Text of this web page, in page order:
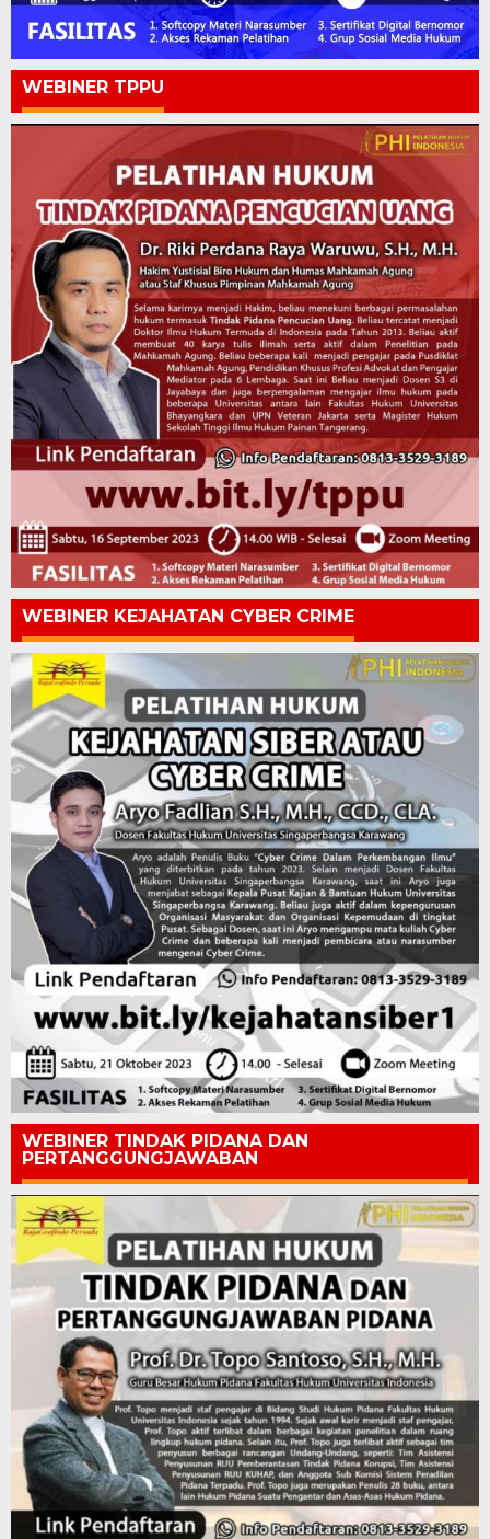
WEBINER TPPU
WEBINER KEJAHATAN CYBER CRIME
WEBINER TINDAK PIDANA DAN
PERTANGGUNGJAWABAN